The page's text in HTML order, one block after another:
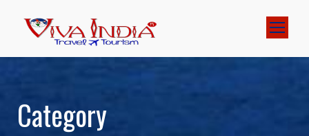
Category